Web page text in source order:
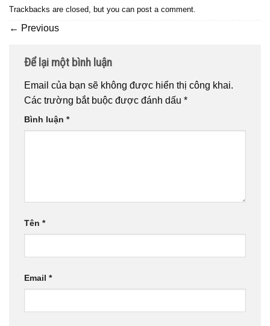
Trackbacks are closed, but you can post a comment
← Previous
Để lại một bình luận
Email của bạn sẽ không được hiển thị công khai.
Các trường bắt buộc được đánh dấu *
Bình luận *
Tên *
Email *